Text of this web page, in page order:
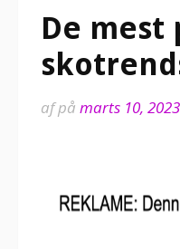
De
afpå marts 10, 2023